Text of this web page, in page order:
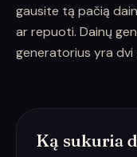
gausite tą pačią
ar repuoti. Dainų
generatorius yra
Ką sukuria